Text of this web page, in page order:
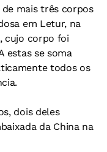
mais três corpos
em Letur, na
cujo corpo foi
estas se soma
todos os
dois deles
da China na